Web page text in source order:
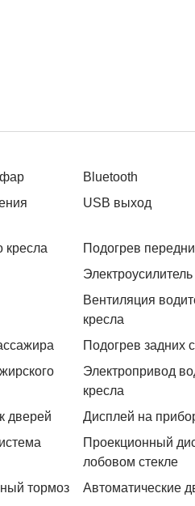
фар
Bluetooth
USB выход
кресла
Подогрев
Вентиляция
кресла
Подогрев задних
Электропривод
кресла
дверей
Дисплей на
Проекционный
лобовом стекле
тормоз
Автоматические